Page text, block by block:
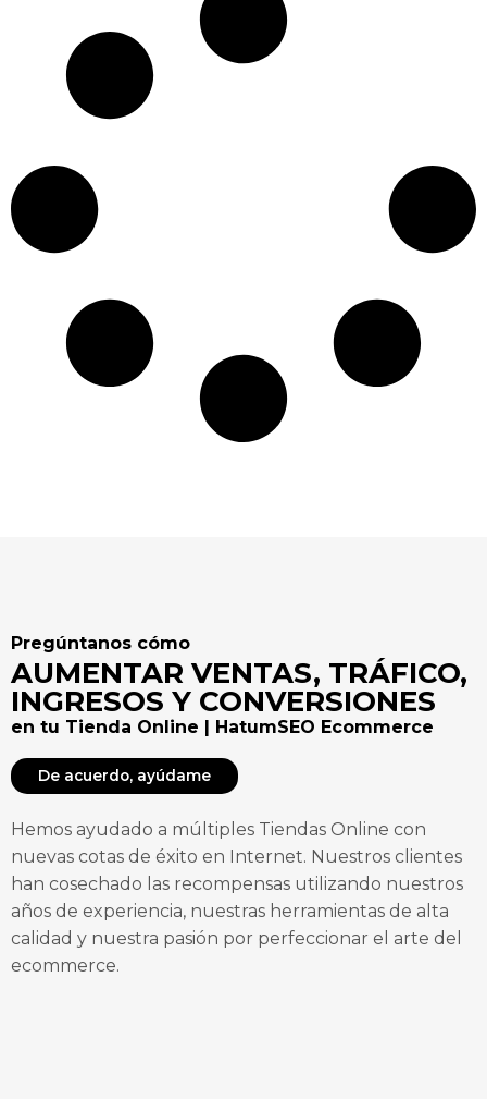
Pregúntanos cómo
AUMENTAR VENTAS, TRÁFICO,
INGRESOS Y CONVERSIONES
en tu Tienda Online | HatumSEO Ecommerce
De acuerdo, ayúdame
Hemos ayudado a múltiples Tiendas Online con
nuevas cotas de éxito en Internet. Nuestros clientes
han cosechado las recompensas utilizando nuestros
años de experiencia, nuestras herramientas de alta
calidad y nuestra pasión por perfeccionar el arte del
ecommerce.